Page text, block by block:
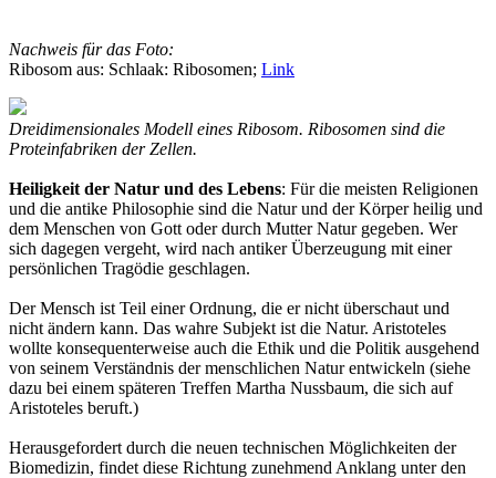
Nachweis für das Foto:
Ribosom aus: Schlaak: Ribosomen; Link
Dreidimensionales Modell eines Ribosom. Ribosomen sind die
Proteinfabriken der Zellen.
Heiligkeit der Natur und des Lebens: Für die meisten Religionen
und die antike Philosophie sind die Natur und der Körper heilig und
dem Menschen von Gott oder durch Mutter Natur gegeben. Wer
sich dagegen vergeht, wird nach antiker Überzeugung mit einer
persönlichen Tragödie geschlagen.
Der Mensch ist Teil einer Ordnung, die er nicht überschaut und
nicht ändern kann. Das wahre Subjekt ist die Natur. Aristoteles
wollte konsequenterweise auch die Ethik und die Politik ausgehend
von seinem Verständnis der menschlichen Natur entwickeln (siehe
dazu bei einem späteren Treffen Martha Nussbaum, die sich auf
Aristoteles beruft.)
Herausgefordert durch die neuen technischen Möglichkeiten der
Biomedizin, findet diese Richtung zunehmend Anklang unter den